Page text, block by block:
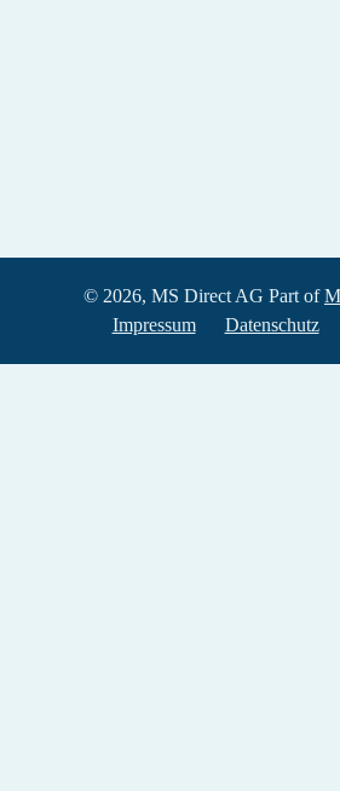
© 2026, MS Direct AG Part of
Impressum
Datenschutz